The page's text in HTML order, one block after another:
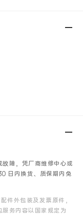
障，凭厂商维修中心或
日内换货、质保期内免
件外包装及发票原件，
务内容以国家规定为